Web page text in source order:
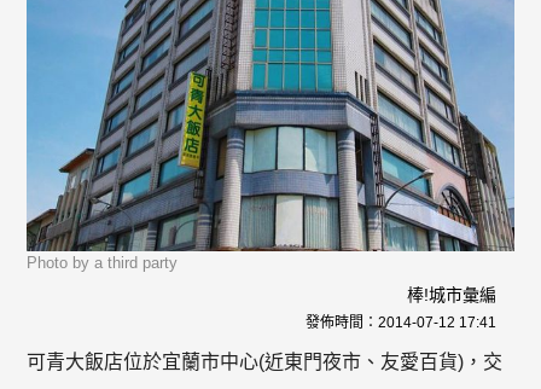
Photo by a third party
棒!城市彙編
發佈時間： 2014-07-12 17:41
可青大飯店位於宜蘭市中心(近東門夜市、友愛百貨)，交